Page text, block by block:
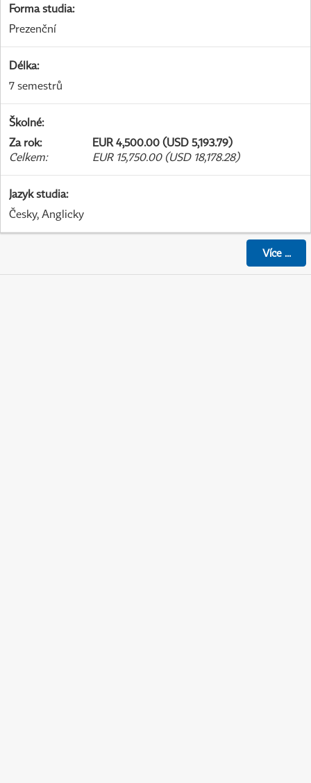
Forma studia:
Prezenční
Délka:
7 semestrů
Školné:
Za rok:
EUR 4,500.00 (USD 5,193.79)
Celkem: EUR 15,750.00 (USD 18,178.28)
Jazyk studia:
Česky, Anglicky
Více...